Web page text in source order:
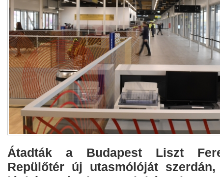
Átadták a Budapest Liszt
Repülőtér új utasmólóját